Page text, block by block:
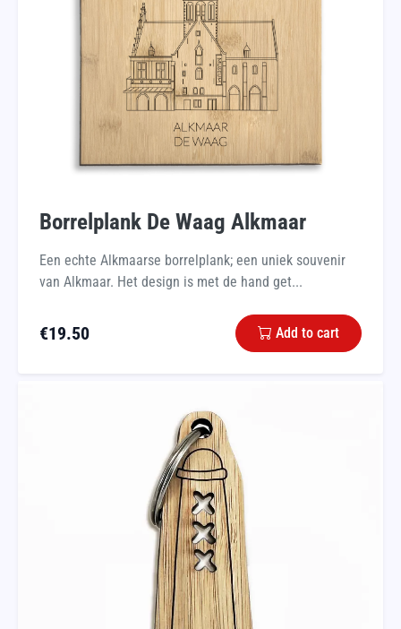
Borrelplank De Waag Alkmaar
Een echte Alkmaarse borrelplank; een uniek souvenir
van Alkmaar. Het design is met de hand get...
€19.50 Add to cart